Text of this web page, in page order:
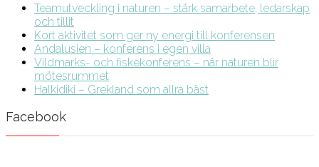
Teamutveckling i naturen – stärk samarbete, ledarskap
och tillit
Kort aktivitet som ger ny energi till konferensen
Andalusien – konferens i egen villa
Vildmarks- och fiskekonferens – när naturen blir
mötesrummet
Halkidiki – Grekland som allra bäst
Facebook